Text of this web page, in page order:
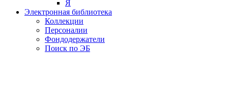
Я
Электронная библиотека
Коллекции
Персоналии
Фондодержатели
Поиск по ЭБ